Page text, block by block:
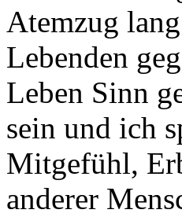
Atemzug
Lebenden
Leben Sinn
sein und ich
Mitgefühl,
anderer